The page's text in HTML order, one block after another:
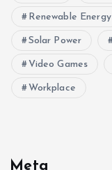
Renewable Energy
Solar Power
Video Games
Workplace
Meta